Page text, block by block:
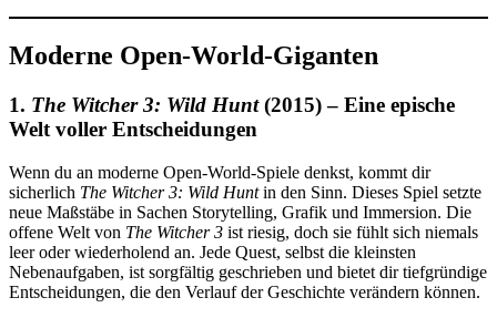
Moderne Open-World-Giganten
1. The Witcher 3: Wild Hunt(2015) – Eine epische
Welt voller Entscheidungen
Wenn du an moderne Open-World-Spiele denkst, kommt dir
sicherlich The Witcher 3: Wild Huntin den Sinn. Dieses Spiel setzte
neue Maßstäbe in Sachen Storytelling, Grafik und Immersion. Die
offene Welt von The Witcher 3 ist riesig, doch sie fühlt sich niemals
leer oder wiederholend an. Jede Quest, selbst die kleinsten
Nebenaufgaben, ist sorgfältig geschrieben und bietet dir tiefgründige
Entscheidungen, die den Verlauf der Geschichte verändern können.